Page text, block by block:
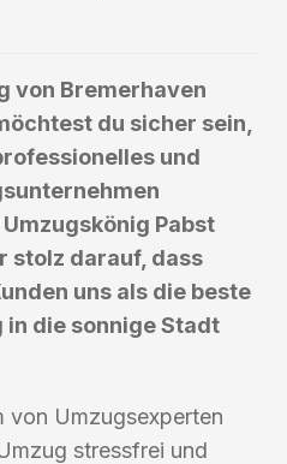
von Bremerhaven
du sicher sein,
und
Pabst
stolz darauf, dass
uns als die beste
in die sonnige Stadt
von Umzugsexperten
stressfrei und